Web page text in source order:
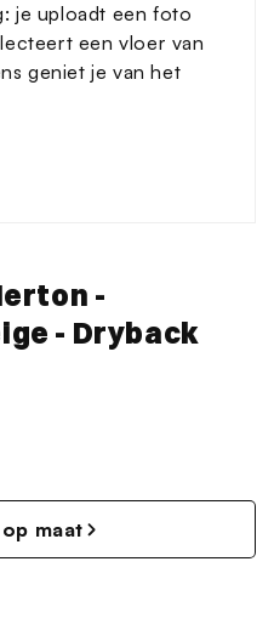
je uploadt een foto
een vloer van
geniet je van het
-
- Dryback
maat